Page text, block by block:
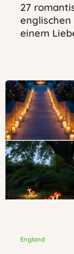
27
einem
England